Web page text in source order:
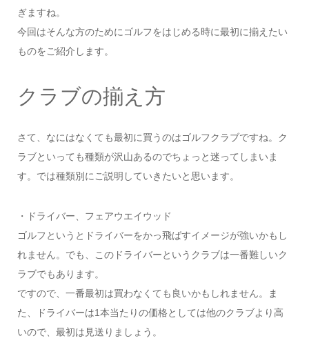
ぎますね。
今回はそんな方のためにゴルフをはじめる時に最初に揃えたい
ものをご紹介します。
クラブの揃え方
さて、なにはなくても最初に買うのはゴルフクラブですね。ク
ラブといっても種類が沢山あるのでちょっと迷ってしまいま
す。では種類別にご説明していきたいと思います。
・ドライバー、フェアウエイウッド
ゴルフというとドライバーをかっ飛ばすイメージが強いかもし
れません。でも、このドライバーというクラブは一番難しいク
ラブでもあります。
ですので、一番最初は買わなくても良いかもしれません。ま
た、ドライバーは1本当たりの価格としては他のクラブより高
いので、最初は見送りましょう。